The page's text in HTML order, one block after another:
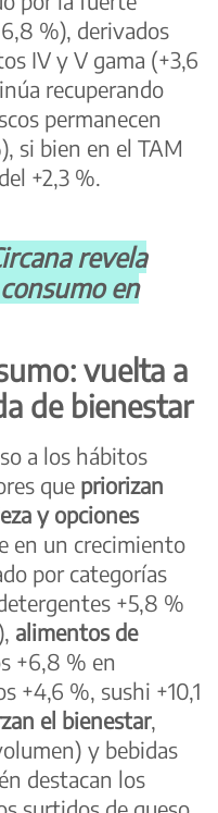
%), derivados
IV y V gama (+3,6
recuperando
permanecen
si bien en el TAM
+2,3 %.
revela
en
vuelta a
de bienestar
a los hábitos
que priorizan
y opciones
en un crecimiento
por categorías
+5,8 %
alimentos de
+6,8 % en
+4,6 %, sushi +10,1
el bienestar,
y bebidas
destacan los